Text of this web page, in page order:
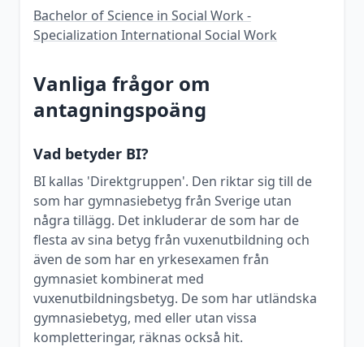
Bachelor of Science in Social Work -
Specialization International Social Work
Vanliga frågor om
antagningspoäng
Vad betyder BI?
BI kallas 'Direktgruppen'. Den riktar sig till de
som har gymnasiebetyg från Sverige utan
några tillägg. Det inkluderar de som har de
flesta av sina betyg från vuxenutbildning och
även de som har en yrkesexamen från
gymnasiet kombinerat med
vuxenutbildningsbetyg. De som har utländska
gymnasiebetyg, med eller utan vissa
kompletteringar, räknas också hit.